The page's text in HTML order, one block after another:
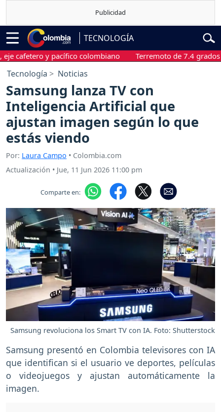
TECNOLOGÍA
y pacífico colombiano Terremoto de 7.4 grados
Tecnología Noticias
Samsung lanza TV con
Inteligencia Artificial que
ajustan imagen según lo que
estás viendo
Por: Laura Campo • Colombia.com
Actualización • Jue, 11 Jun 2026 11:00 pm
Comparte en:
Samsung revoluciona los Smart TV con IA. Foto: Shutterstock
Samsung presentó en Colombia televisores con IA
que identifican si el usuario ve deportes, películas
o videojuegos y ajustan automáticamente la
imagen.